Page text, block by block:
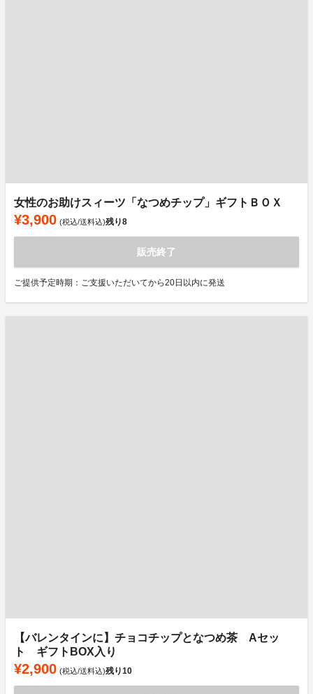
女性のお助けスィーツ「なつめチップ」ギフトＢＯＸ
¥3,900 (税込/送料込)残り8
販売終了
ご提供予定時期：ご支援いただいてから20日以内に発送
【バレンタインに】チョコチップとなつめ茶 Aセッ
ト ギフトBOX入り
¥2,900 (税込/送料込)残り10